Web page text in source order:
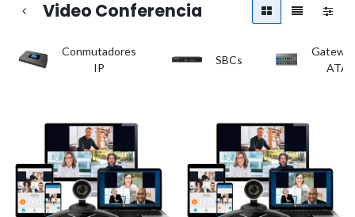
Video Conferencia
Conmutadores
IP
SBCs
ATAs